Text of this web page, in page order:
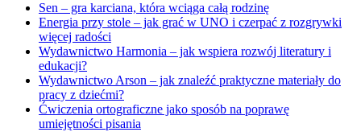
Sen – gra karciana, która wciąga całą rodzinę
Energia przy stole – jak grać w UNO i czerpać z rozgrywki
więcej radości
Wydawnictwo Harmonia – jak wspiera rozwój literatury i
edukacji?
Wydawnictwo Arson – jak znaleźć praktyczne materiały do
pracy z dziećmi?
Ćwiczenia ortograficzne jako sposób na poprawę
umiejętności pisania